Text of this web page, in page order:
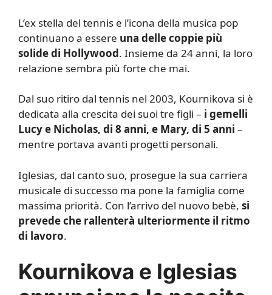
L’ex stella del tennis e l’icona della musica pop
continuano a essere una delle coppie più
solide di Hollywood. Insieme da 24 anni, la loro
relazione sembra più forte che mai.
Dal suo ritiro dal tennis nel 2003, Kournikova si è
dedicata alla crescita dei suoi tre figli – i gemelli
Lucy e Nicholas, di 8 anni, e Mary, di 5 anni –
mentre portava avanti progetti personali.
Iglesias, dal canto suo, prosegue la sua carriera
musicale di successo ma pone la famiglia come
massima priorità. Con l’arrivo del nuovo bebè, si
prevede che rallenterà ulteriormente il ritmo
di lavoro.
Kournikova e Iglesias